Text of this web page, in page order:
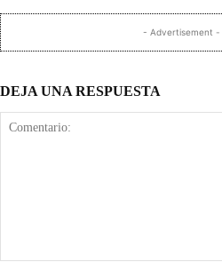
- Advertisement -
DEJA UNA RESPUESTA